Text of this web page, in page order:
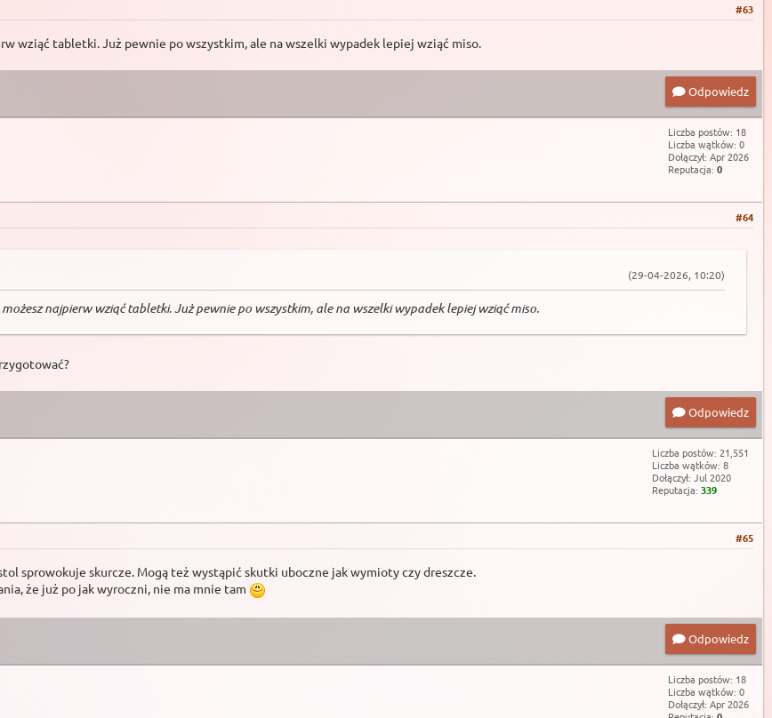
#63
wziąć tabletki. Już pewnie po wszystkim, ale na wszelki wypadek lepiej wziąć miso.
Odpowiedz
Liczba postów: 18
Liczba wątków: 0
Dołączył: Apr 2026
Reputacja: 0
#64
(29-04-2026, 10:20)
najpierw wziąć tabletki. Już pewnie po wszystkim, ale na wszelki wypadek lepiej wziąć miso.
Odpowiedz
Liczba postów: 21,551
Liczba wątków: 8
Dołączył: Jul 2020
Reputacja: 339
#65
sprowokuje skurcze. Mogą też wystąpić skutki uboczne jak wymioty czy dreszcze.
że już po jak wyroczni, nie ma mnie tam
Odpowiedz
Liczba postów: 18
Liczba wątków: 0
Dołączył: Apr 2026